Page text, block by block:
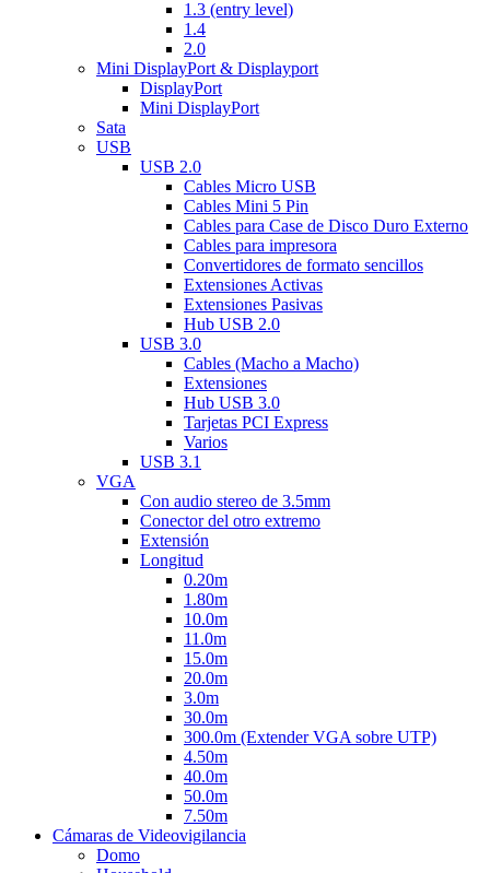
1.3 (entry level)
1.4
2.0
Mini DisplayPort & Displayport
DisplayPort
Mini DisplayPort
Sata
USB
USB 2.0
Cables Micro USB
Cables Mini 5 Pin
Cables para Case de Disco Duro Externo
Cables para impresora
Convertidores de formato sencillos
Extensiones Activas
Extensiones Pasivas
Hub USB 2.0
USB 3.0
Cables (Macho a Macho)
Extensiones
Hub USB 3.0
Tarjetas PCI Express
Varios
USB 3.1
VGA
Con audio stereo de 3.5mm
Conector del otro extremo
Extensión
Longitud
0.20m
1.80m
10.0m
11.0m
15.0m
20.0m
3.0m
30.0m
300.0m (Extender VGA sobre UTP)
4.50m
40.0m
50.0m
7.50m
Cámaras de Videovigilancia
Domo